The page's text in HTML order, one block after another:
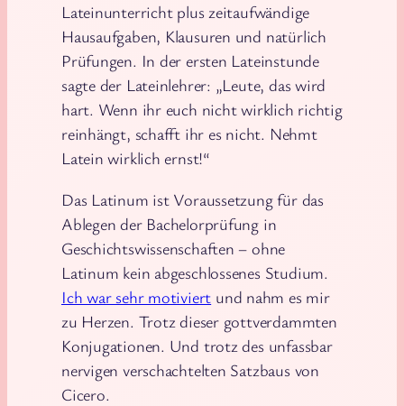
Lateinunterricht plus zeitaufwändige
Hausaufgaben, Klausuren und natürlich
Prüfungen. In der ersten Lateinstunde
sagte der Lateinlehrer: „Leute, das wird
hart. Wenn ihr euch nicht wirklich richtig
reinhängt, schafft ihr es nicht. Nehmt
Latein wirklich ernst!“
Das Latinum ist Voraussetzung für das
Ablegen der Bachelorprüfung in
Geschichtswissenschaften – ohne
Latinum kein abgeschlossenes Studium.
Ich war sehr motiviert und nahm es mir
zu Herzen. Trotz dieser gottverdammten
Konjugationen. Und trotz des unfassbar
nervigen verschachtelten Satzbaus von
Cicero.